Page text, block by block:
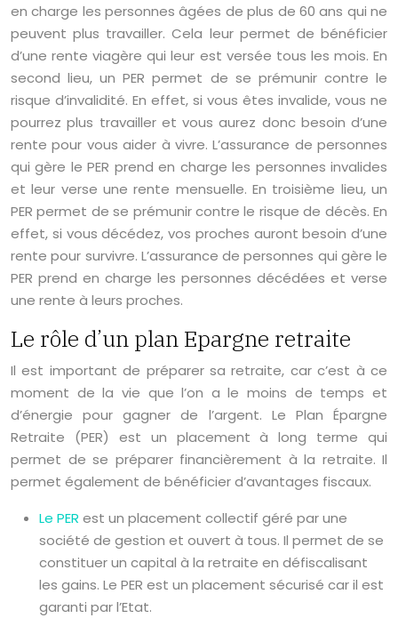
en charge les personnes âgées de plus de 60 ans qui ne
peuvent plus travailler. Cela leur permet de bénéficier
d’une rente viagère qui leur est versée tous les mois. En
second lieu, un PER permet de se prémunir contre le
risque d’invalidité. En effet, si vous êtes invalide, vous ne
pourrez plus travailler et vous aurez donc besoin d’une
rente pour vous aider à vivre. L’assurance de personnes
qui gère le PER prend en charge les personnes invalides
et leur verse une rente mensuelle. En troisième lieu, un
PER permet de se prémunir contre le risque de décès. En
effet, si vous décédez, vos proches auront besoin d’une
rente pour survivre. L’assurance de personnes qui gère le
PER prend en charge les personnes décédées et verse
une rente à leurs proches.
Le rôle d’un plan Epargne retraite
Il est important de préparer sa retraite, car c’est à ce
moment de la vie que l’on a le moins de temps et
d’énergie pour gagner de l’argent. Le Plan Épargne
Retraite (PER) est un placement à long terme qui
permet de se préparer financièrement à la retraite. Il
permet également de bénéficier d’avantages fiscaux.
Le PER est un placement collectif géré par une
société de gestion et ouvert à tous. Il permet de se
constituer un capital à la retraite en défiscalisant
les gains. Le PER est un placement sécurisé car il est
garanti par l’Etat.